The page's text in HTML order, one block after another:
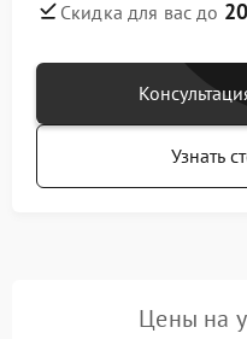
Скидка для вас до
Узнать
Цены на